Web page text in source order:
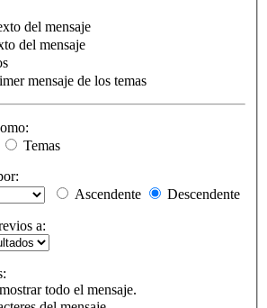
del mensaje
del mensaje
mensaje de los temas
Temas
Ascendente
Descendente
a:
todo el mensaje.